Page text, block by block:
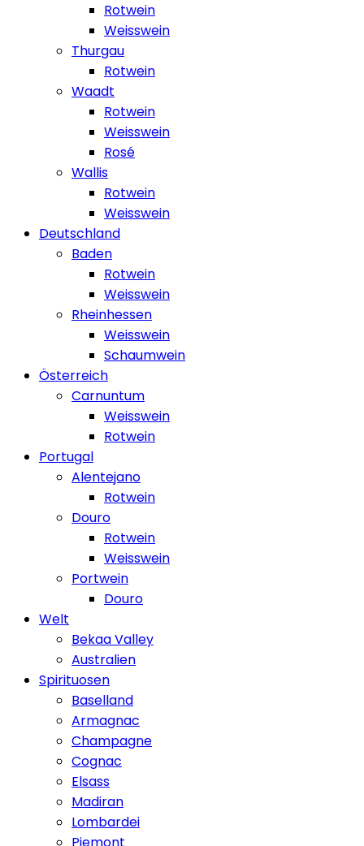
Rotwein
Weisswein
Thurgau
Rotwein
Waadt
Rotwein
Weisswein
Rosé
Wallis
Rotwein
Weisswein
Deutschland
Baden
Rotwein
Weisswein
Rheinhessen
Weisswein
Schaumwein
Österreich
Carnuntum
Weisswein
Rotwein
Portugal
Alentejano
Rotwein
Douro
Rotwein
Weisswein
Portwein
Douro
Welt
Bekaa Valley
Australien
Spirituosen
Baselland
Armagnac
Champagne
Cognac
Elsass
Madiran
Lombardei
Piemont